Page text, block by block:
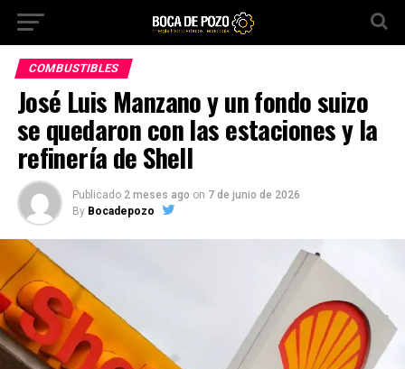
COMBUSTIBLES
José Luis Manzano y un fondo suizo
se quedaron con las estaciones y la
refinería de Shell
Publicado 2 meses ago on 7 de junio de 2026
By Bocadepozo